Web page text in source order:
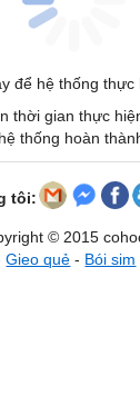
để hệ thống thực
thời gian thực
thống hoàn
tôi:
© 2015
Gieo quẻ - Bói sim